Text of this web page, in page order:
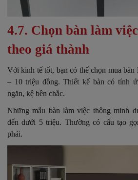
4.7. Chọn bàn làm
theo giá thành
Với kinh tế tốt, bạn có thể chọn mua
– 10 triệu đồng. Thiết kế bàn có tính
ngăn, kệ bền chắc.
Những mẫu bàn làm việc thông minh
đến dưới 5 triệu. Thường có cấu tạo
phải.